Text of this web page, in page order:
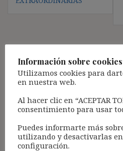
Deja una respuesta
Tu dirección de correo
campos obligatorios están
Comentario*
Información sobre cookies
Utilizamos cookies para
en nuestra web.
Al hacer clic en “ACEPTAR
consentimiento para usar
Puedes informarte más
utilizando y desactivarlas
configuración.